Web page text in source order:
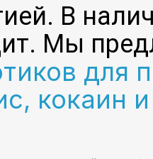
В
Мы
для
кокаин